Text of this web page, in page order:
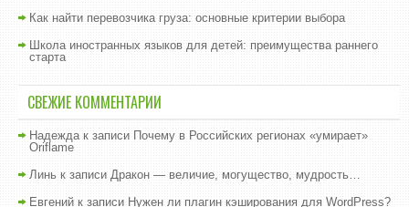
Как найти перевозчика груза: основные критерии выбора
Школа иностранных языков для детей: преимущества раннего
старта
СВЕЖИЕ КОММЕНТАРИИ
Надеждак записи Почему в Российских регионах «умирает»
Oriflame
Линь к записи Дракон — величие, могущество, мудрость…
Евгений к записи Нужен ли плагин кэширования для WordPress?